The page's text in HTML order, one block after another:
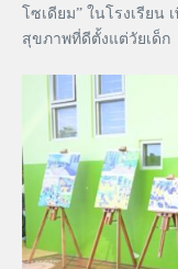
โซเดียม” ในโรงเรียน
สุขภาพที่ดีตั้งแต่วัยเด็ก